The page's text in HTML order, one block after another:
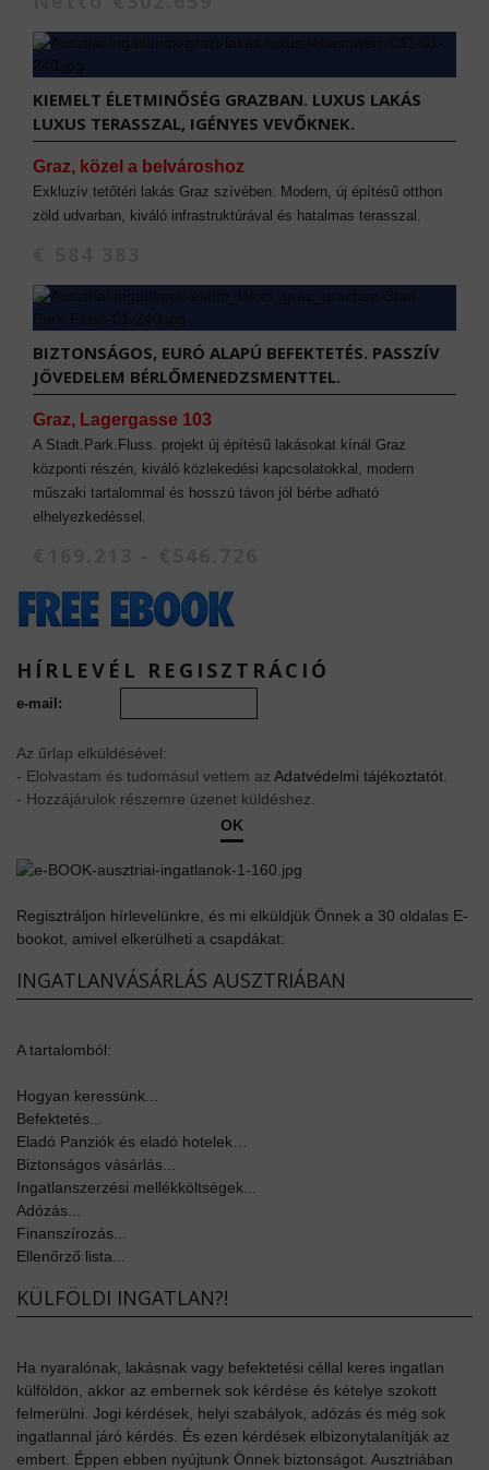
KIEMELT ÉLETMINŐSÉG GRAZBAN. LUXUS LAKÁS
LUXUS TERASSZAL, IGÉNYES VEVŐKNEK.
Graz, közel a belvároshoz
Exkluzív tetőtéri lakás Graz szívében. Modern, új építésű otthon
zöld udvarban, kiváló infrastruktúrával és hatalmas terasszal.
BIZTONSÁGOS, EURÓ ALAPÚ BEFEKTETÉS. PASSZÍV
JÖVEDELEM BÉRLŐMENEDZSMENTTEL.
Graz, Lagergasse 103
A Stadt.Park.Fluss. projekt új építésű lakásokat kínál Graz
központi részén, kiváló közlekedési kapcsolatokkal, modern
műszaki tartalommal és hosszú távon jól bérbe adható
elhelyezkedéssel.
HÍRLEVÉL REGISZTRÁCIÓ
e-mail:
Az űrlap elküldésével:
- Elolvastam és tudomásul vettem az Adatvédelmi tájékoztatót
- Hozzájárulok részemre üzenet küldéshez.
OK
Regisztráljon hírlevelünkre, és mi elküldjük Önnek a 30 oldalas E-
bookot, amivel elkerülheti a csapdákat:
INGATLANVÁSÁRLÁS AUSZTRIÁBAN
A tartalomból:
Hogyan keressünk...
Befektetés...
Eladó Panziók és eladó hotelek…
Biztonságos vásárlás...
Ingatlanszerzési mellékköltségek...
Adózás...
Finanszírozás...
Ellenőrző lista...
KÜLFÖLDI INGATLAN?!
Ha nyaralónak, lakásnak vagy befektetési céllal keres ingatlan
külföldön, akkor az embernek sok kérdése és kételye szokott
felmerülni. Jogi kérdések, helyi szabályok, adózás és még sok
ingatlannal járó kérdés. És ezen kérdések elbizonytalanítják az
embert. Éppen ebben nyújtunk Önnek biztonságot. Ausztriában